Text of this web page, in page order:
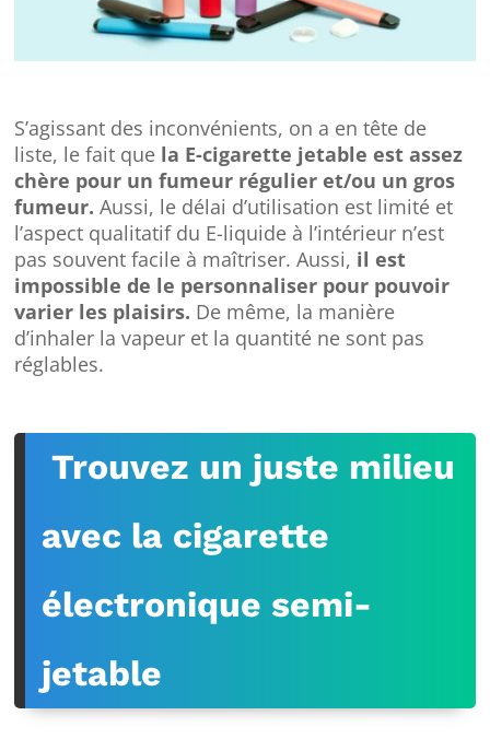
S’agissant des inconvénients, on a en tête de
liste, le fait que la E-cigarette jetable est assez
chère pour un fumeur régulier et/ou un gros
fumeur. Aussi, le délai d’utilisation est limité et
l’aspect qualitatif du E-liquide à l’intérieur n’est
pas souvent facile à maîtriser. Aussi, il est
impossible de le personnaliser pour pouvoir
varier les plaisirs. De même, la manière
d’inhaler la vapeur et la quantité ne sont pas
réglables.
Trouvez un juste milieu
avec la cigarette
électronique semi-
jetable